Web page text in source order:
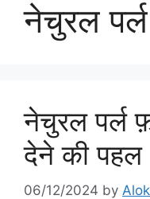
नेचुरल पर्ल
नेचुरल पर्ल
देने की पहल
06/12/2024 by